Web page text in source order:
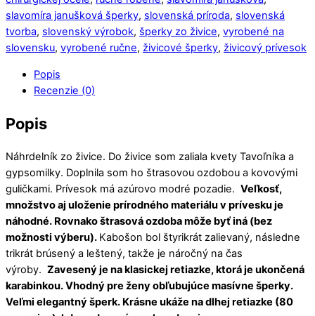
slavomíra janušková šperky, slovenská príroda, slovenská
tvorba, slovenský výrobok, šperky zo živice, vyrobené na
slovensku, vyrobené ručne, živicové šperky, živicový prívesok
Popis
Recenzie (0)
Popis
Náhrdelník zo živice. Do živice som zaliala kvety Tavoľníka a
gypsomilky. Doplnila som ho štrasovou ozdobou a kovovými
guličkami. Prívesok má azúrovo modré pozadie. Veľkosť,
množstvo aj uloženie prírodného materiálu v prívesku je
náhodné. Rovnako štrasová ozdoba môže byť iná (bez
možnosti výberu). Kabošon bol štyrikrát zalievaný, následne
trikrát brúsený a leštený, takže je náročný na čas
výroby. Zavesený je na klasickej retiazke, ktorá je ukončená
karabinkou. Vhodný pre ženy obľubujúce masívne šperky.
Veľmi elegantný šperk. Krásne ukáže na dlhej retiazke (80